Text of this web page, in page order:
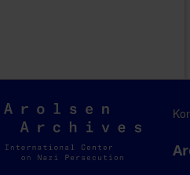
Arolsen
Archives